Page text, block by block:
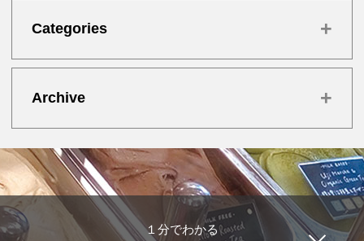
Categories +
Archive +
１分でわかる